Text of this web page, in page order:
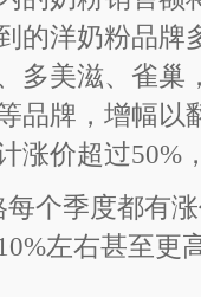
的洋奶粉品牌
多美滋、雀巢
品牌，增幅以
涨价超过50%
个季度都有
左右甚至更